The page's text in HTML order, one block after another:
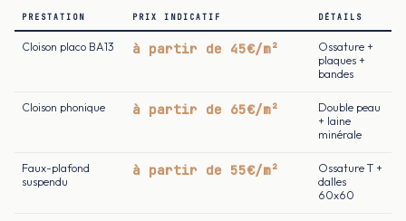
PRESTATION PRIX INDICATIF DÉTAILS
Cloison placo BA13 à partir de 45€/m²
Ossature +
plaques +
bandes
Cloison phonique à partir de 65€/m²
Double peau
+ laine
minérale
Faux-plafond
suspendu
à partir de 55€/m²
Ossature T +
dalles
60x60